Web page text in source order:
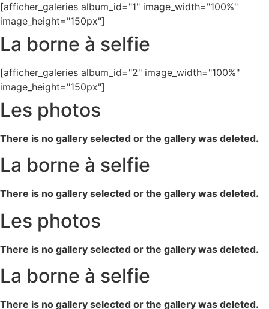
[afficher_galeries album_id="1" image_width="100%"
image_height="150px"]
La borne à selfie
[afficher_galeries album_id="2" image_width="100%"
image_height="150px"]
Les photos
There is no gallery selected or the gallery was deleted.
La borne à selfie
There is no gallery selected or the gallery was deleted.
Les photos
There is no gallery selected or the gallery was deleted.
La borne à selfie
There is no gallery selected or the gallery was deleted.